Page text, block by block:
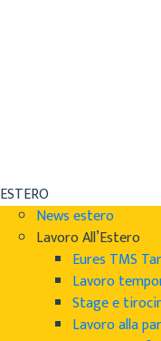
ESTERO
News estero
Lavoro All’Estero
Eures TMS
Lavoro
Stage e
Lavoro alla